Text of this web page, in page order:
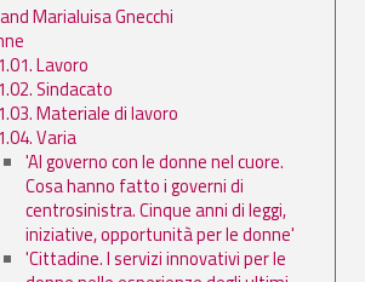
Marialuisa Gnecchi
Lavoro
Sindacato
Materiale di lavoro
Varia
'Al governo con le donne nel cuore.
Cosa hanno fatto i governi di
centrosinistra. Cinque anni di leggi,
iniziative, opportunità per le donne'
'Cittadine. I servizi innovativi per le